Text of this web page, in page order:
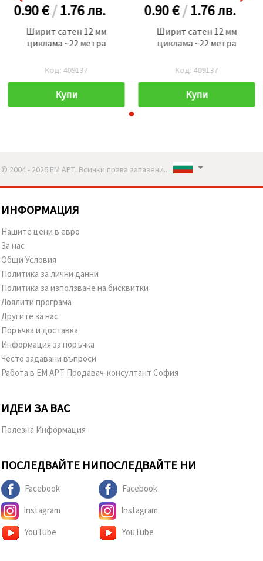
0.90 €/1.76лв.
Ширит cатен 12 мм
циклама ~22 метра
Код: 409137
Купи
0.90 €/1.76лв.
Ширит cатен 12 мм
циклама ~22 метра
Код: 409137
Купи
© 2004 - 2026 ЕМ АРТ. Всички права запазени..
ИНФОРМАЦИЯ
Нашите цени в евро
За нас
Общи Условия
Политика за лични данни
Политика за използване на бисквитки
Лоялити програма
Другите за нас
Поръчка и доставка
Информация за поръчка
Често задавани въпроси
Работа в ЕМ АРТ Продавач-консултант София
ИДЕИ ЗА ВАС
Полезна Информация
ПОСЛЕДВАЙТЕ НИ
Facebook
Instagram
YouTube
ПОСЛЕДВАЙТЕ НИ
Facebook
Instagram
YouTube